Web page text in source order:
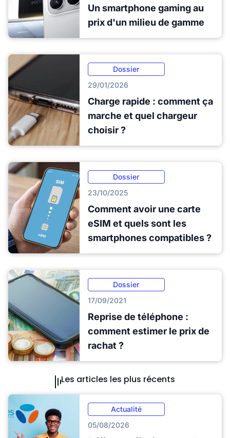
Un smartphone gaming au
prix d'un milieu de gamme
Dossier
29/01/2026
Charge rapide : comment ça
marche et quel chargeur
choisir ?
Dossier
23/10/2025
Comment avoir une carte
eSIM et quels sont les
smartphones compatibles ?
Dossier
17/09/2021
Reprise de téléphone :
comment estimer le prix de
rachat ?
Les articles les plus récents
Actualité
05/08/2026